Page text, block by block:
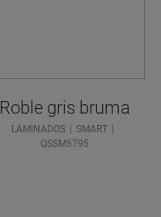
Roble gris bruma
LAMINADOS
SMART
QSSM5795